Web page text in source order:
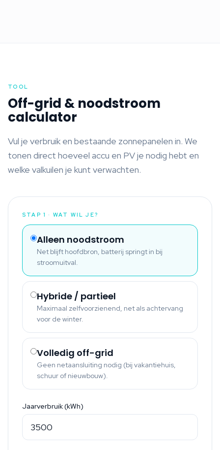
TOOL
Off-grid & noodstroom
calculator
Vul je verbruik en bestaande zonnepanelen in. We
tonen direct hoeveel accu en PV je nodig hebt en
welke valkuilen je kunt verwachten.
STAP 1 · WAT WIL JE?
Alleen noodstroom
Net blijft hoofdbron, batterij springt in bij
stroomuitval.
Hybride / partieel
Maximaal zelfvoorzienend, net als achtervang
voor de winter.
Volledig off-grid
Geen netaansluiting nodig (bij vakantiehuis,
schuur of nieuwbouw).
Jaarverbruik (kWh)